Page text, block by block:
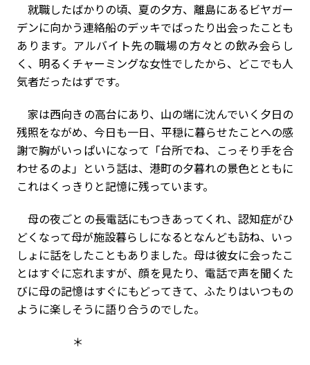
就職したばかりの頃、夏の夕方、離島にあるビヤガー
デンに向かう連絡船のデッキでばったり出会ったことも
あります。アルバイト先の職場の方々との飲み会らし
く、明るくチャーミングな女性でしたから、どこでも人
気者だったはずです。
家は西向きの高台にあり、山の端に沈んでいく夕日の
残照をながめ、今日も一日、平穏に暮らせたことへの感
謝で胸がいっぱいになって「台所でね、こっそり手を合
わせるのよ」という話は、港町の夕暮れの景色とともに
これはくっきりと記憶に残っています。
母の夜ごとの長電話にもつきあってくれ、認知症がひ
どくなって母が施設暮らしになるとなんども訪ね、いっ
しょに話をしたこともありました。母は彼女に会ったこ
とはすぐに忘れますが、顔を見たり、電話で声を聞くた
びに母の記憶はすぐにもどってきて、ふたりはいつもの
ように楽しそうに語り合うのでした。
＊